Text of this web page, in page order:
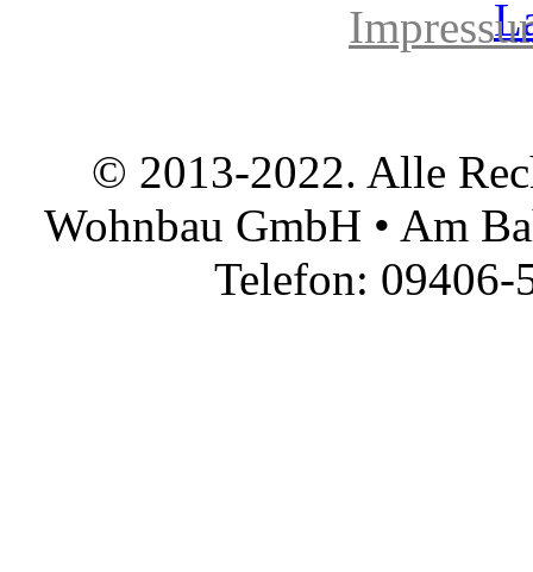
© 2013-2022. Alle
Wohnbau GmbH • Am
Telefon: 09406-